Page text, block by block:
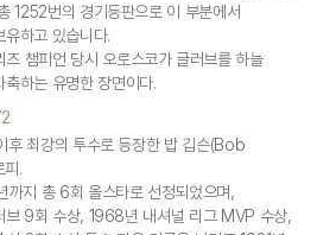
1252번의 경기등판으로 이 부분에서
하고 있습니다.
챔피언 당시 오로스코가 글러브를 하늘
하는 유명한 장면이다.
최강의 투수로 등장한 밥 깁슨(Bob
.
지 총 6회 올스타로 선정되었으며,
브 9회 수상, 1968년 내셔널 리그 MVP 수상,